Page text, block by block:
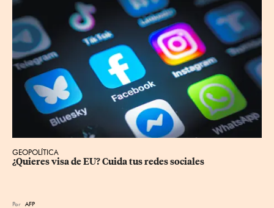
GEOPOLÍTICA
¿Quieres visa de EU? Cuida tus redes sociales
Por AFP